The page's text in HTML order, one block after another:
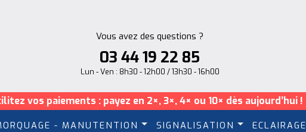
vos paiements : payez en 2×, 3×, 4× ou 10× dès aujourd’hui !
- MANUTENTION SIGNALISATION ECLAIRAGE
Vous avez des questions ?
03 44 19 22 85
Lun - Ven : 8h30 - 12h00 / 13h30 - 16h00